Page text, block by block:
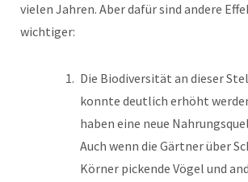
vielen Jahren. Aber dafür sind andere
wichtiger:
Die Biodiversität an dieser
konnte deutlich erhöht
haben eine neue
Auch wenn die Gärtner über
Körner pickende Vögel und